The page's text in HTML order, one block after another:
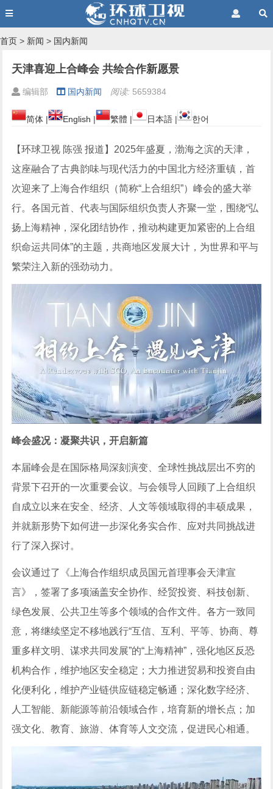
首页 > 新闻 > 国内新闻
天津喜迎上合峰会 共绘合作新愿景
编辑部 国内新闻 阅读: 5659384
简体 | English | 繁體 | 日本語 | 한어
【环球卫视 陈强 报道】2025年盛夏，渤海之滨的天津，
这座融合了古典韵味与现代活力的中国北方经济重镇，首
次迎来了上海合作组织（简称“上合组织”）峰会的盛大举
行。各国元首、代表与国际组织负责人齐聚一堂，围绕“弘
扬上海精神，深化团结协作，推动构建更加紧密的上合组
织命运共同体”的主题，共商地区发展大计，为世界和平与
繁荣注入新的强劲动力。
峰会盛况：凝聚共识，开启新篇
本届峰会是在国际格局深刻演变、全球性挑战层出不穷的
背景下召开的一次重要会议。与会领导人回顾了上合组织
自成立以来在安全、经济、人文等领域取得的丰硕成果，
并就新形势下如何进一步深化务实合作、应对共同挑战进
行了深入探讨。
会议通过了《上海合作组织成员国元首理事会天津宣
言》，签署了多项涵盖安全协作、经贸投资、科技创新、
绿色发展、公共卫生等多个领域的合作文件。各方一致同
意，将继续坚定不移地践行“互信、互利、平等、协商、尊
重多样文明、谋求共同发展”的“上海精神”，强化地区反恐
机构合作，维护地区安全稳定；大力推进贸易和投资自由
化便利化，维护产业链供应链稳定畅通；深化数字经济、
人工智能、新能源等前沿领域合作，培育新的增长点；加
强文化、教育、旅游、体育等人文交流，促进民心相通。